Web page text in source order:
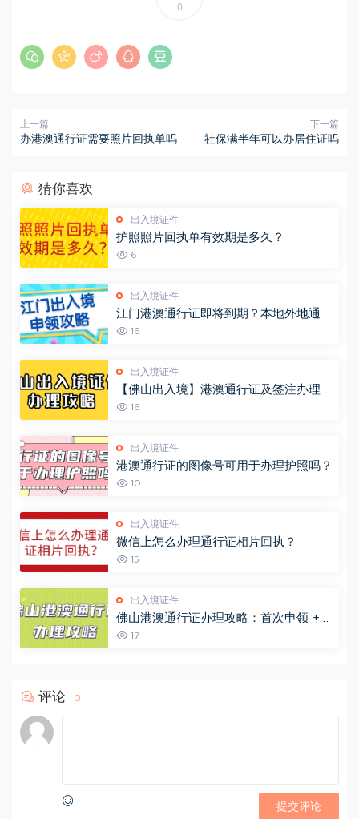
0
上一篇
办港澳通行证需要照片回执单吗
下一篇
社保满半年可以办居住证吗
猜你喜欢
出入境证件
护照照片回执单有效期是多久？
6
出入境证件
江门港澳通行证即将到期？本地外地通用
出入境办理流程请收好！
16
出入境证件
【佛山出入境】港澳通行证及签注办理攻
略， 网上办理现场拿证一站式流程来
16
出入境证件
港澳通行证的图像号可用于办理护照吗？
10
出入境证件
微信上怎么办理通行证相片回执？
15
出入境证件
佛山港澳通行证办理攻略：首次申领 +
异地办理 + 签注续签一文说清！
17
评论 0
提交评论